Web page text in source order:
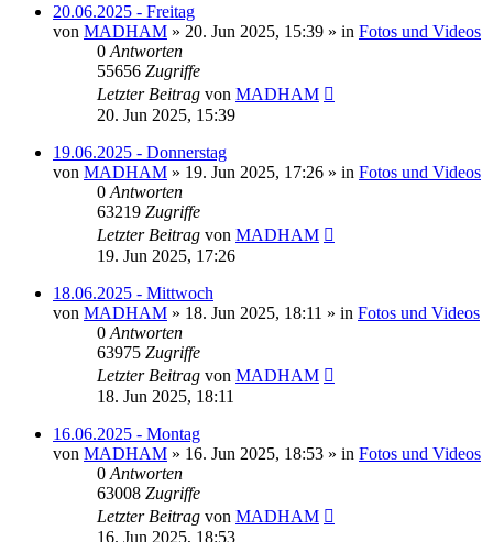
20.06.2025 - Freitag
von MADHAM » 20. Jun 2025, 15:39 » in Fotos und Videos
0 Antworten
55656 Zugriffe
Letzter Beitrag von MADHAM
20. Jun 2025, 15:39
19.06.2025 - Donnerstag
von MADHAM » 19. Jun 2025, 17:26 » in Fotos und Videos
0 Antworten
63219 Zugriffe
Letzter Beitrag von MADHAM
19. Jun 2025, 17:26
18.06.2025 - Mittwoch
von MADHAM » 18. Jun 2025, 18:11 » in Fotos und Videos
0 Antworten
63975 Zugriffe
Letzter Beitrag von MADHAM
18. Jun 2025, 18:11
16.06.2025 - Montag
von MADHAM » 16. Jun 2025, 18:53 » in Fotos und Videos
0 Antworten
63008 Zugriffe
Letzter Beitrag von MADHAM
16. Jun 2025, 18:53